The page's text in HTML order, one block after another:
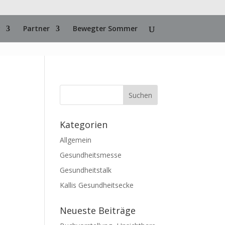
Partner Bewegter Sommer
Kategorien
Allgemein
Gesundheitsmesse
Gesundheitstalk
Kallis Gesundheitsecke
Neueste Beiträge